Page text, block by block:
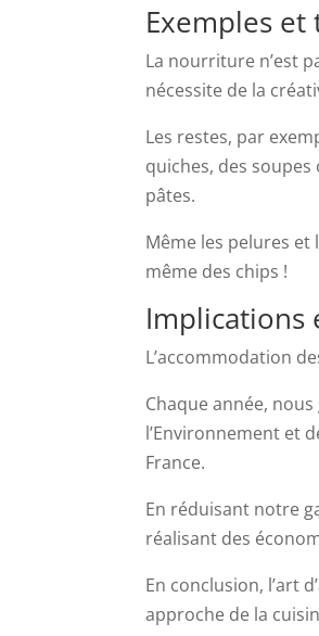
Exemples
La nourriture n’est
nécessite de la
Les restes, par
quiches, des soupes
pâtes.
Même les pelures
même des chips !
Implications
L’accommodation
Chaque année,
l’Environnement et
France.
En réduisant notre
réalisant des
En conclusion, l’art
approche de la